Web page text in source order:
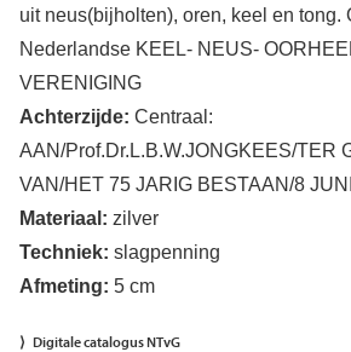
uit neus(bijholten), oren, keel en tong.
Nederlandse KEEL- NEUS-
VERENIGING
Achterzijde: Centraal:
AAN/Prof.Dr.L.B.W.JONGKEES/TER
VAN/HET 75 JARIG BESTAAN/8
Materiaal: zilver
Techniek: slagpenning
Afmeting: 5 cm
Digitale catalogus NTvG